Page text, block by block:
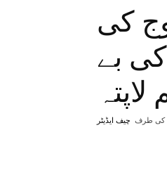
کی
بے
کی طرف چیف ایڈیٹر